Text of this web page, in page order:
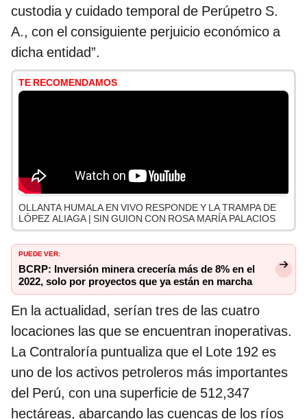
custodia y cuidado temporal de Perúpetro S.
A., con el consiguiente perjuicio económico a
dicha entidad”.
TE RECOMENDAMOS
OLLANTA HUMALA EN VIVO RESPONDE Y LA TRAMPA DE
LÓPEZ ALIAGA | SIN GUION CON ROSA MARÍA PALACIOS
PUEDE VER:
BCRP: Inversión minera crecería más de 8% en el
2022, solo por proyectos que ya están en marcha
En la actualidad, serían tres de las cuatro
locaciones las que se encuentran inoperativas.
La Contraloría puntualiza que el Lote 192 es
uno de los activos petroleros más importantes
del Perú, con una superficie de 512,347
hectáreas, abarcando las cuencas de los ríos